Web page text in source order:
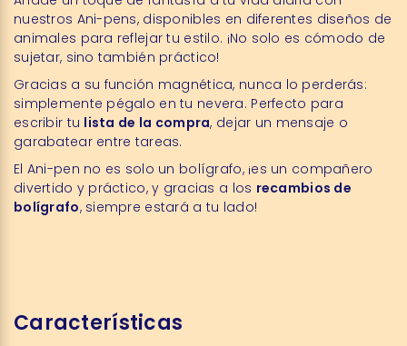
nuestros Ani-pens, disponibles en diferentes diseños de
animales para reflejar tu estilo. ¡No solo es cómodo de
sujetar, sino también práctico!
Gracias a su función magnética, nunca lo perderás:
simplemente pégalo en tu nevera. Perfecto para
escribir tu lista de la compra, dejar un mensaje o
garabatear entre tareas.
El Ani-pen no es solo un bolígrafo, ¡es un compañero
divertido y práctico, y gracias a los recambios de
bolígrafo, siempre estará a tu lado!
Características